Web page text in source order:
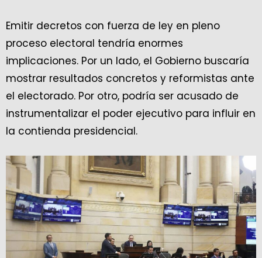
Emitir decretos con fuerza de ley en pleno
proceso electoral tendría enormes
implicaciones. Por un lado, el Gobierno buscaría
mostrar resultados concretos y reformistas ante
el electorado. Por otro, podría ser acusado de
instrumentalizar el poder ejecutivo para influir en
la contienda presidencial.